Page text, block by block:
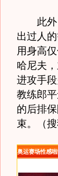
此外，
出过人
用身高
哈尼夫
进攻手
教练郎
的后排
束。（
奥运赛场性感